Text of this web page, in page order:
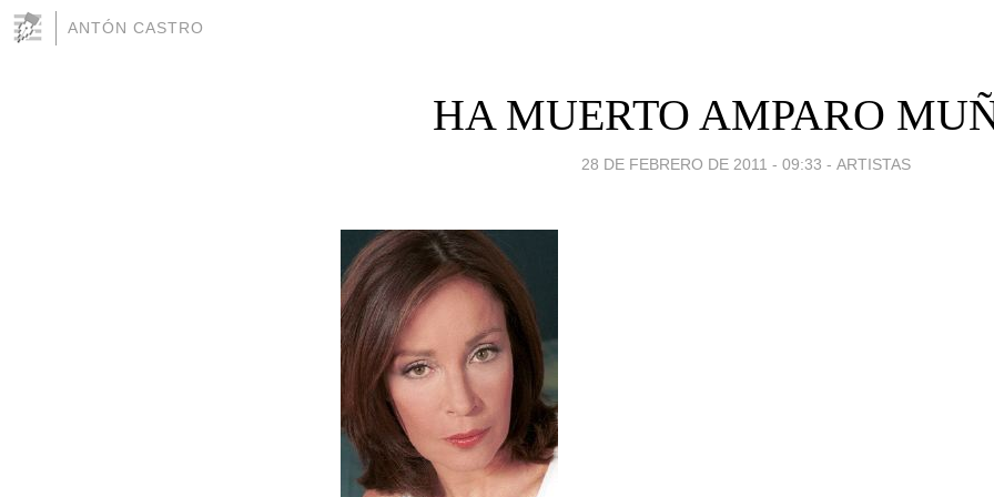
ANTÓN CASTRO
HA MUERTO AMPARO
28 DE FEBRERO DE 2011 - 09:33 - ARTISTAS